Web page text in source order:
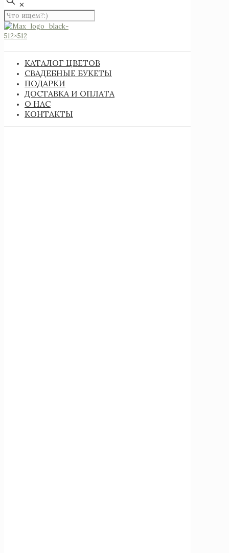
✕
КАТАЛОГ ЦВЕТОВ
СВАДЕБНЫЕ БУКЕТЫ
ПОДАРКИ
ДОСТАВКА И ОПЛАТА
О НАС
КОНТАКТЫ